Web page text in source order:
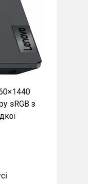
sRGB з